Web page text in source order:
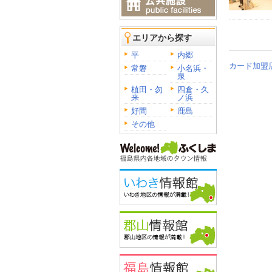
エリアから探す
平
内郷
常磐
小名浜・
泉
植田・勿
来
四倉・久
ノ浜
好間
鹿島
その他
カード加盟